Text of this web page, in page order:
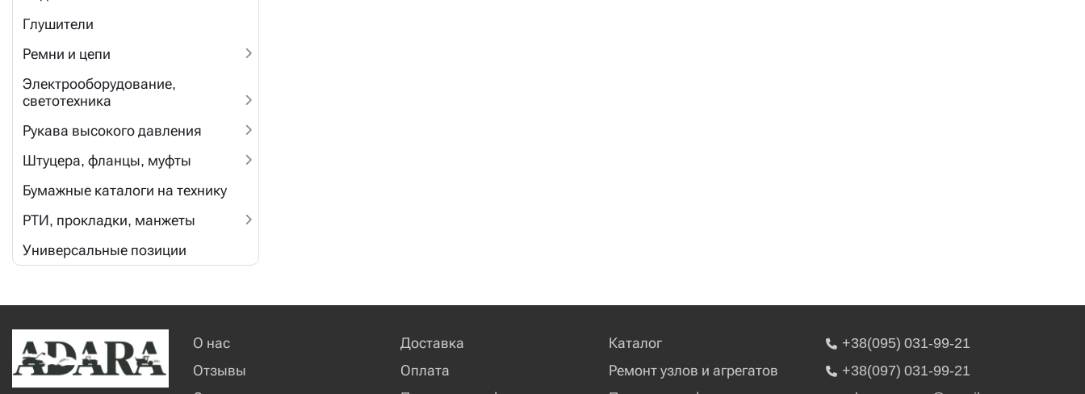
Глушители
Ремни и цепи
Электрооборудование,
светотехника
Рукава высокого давления
Штуцера, фланцы, муфты
Бумажные каталоги на технику
РТИ, прокладки, манжеты
Универсальные позиции
О нас
Отзывы
Доставка
Оплата
Каталог
Ремонт узлов и агрегатов
+38(095) 031-99-21
+38(097) 031-99-21